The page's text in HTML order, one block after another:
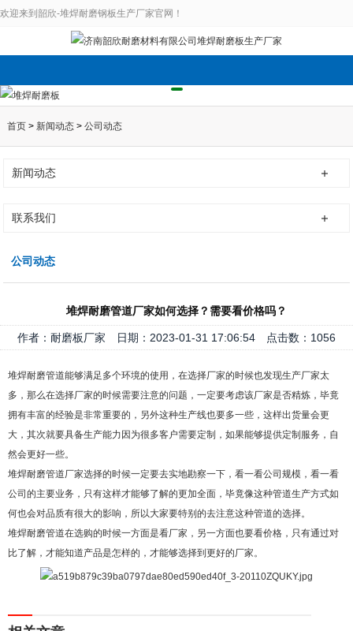
欢迎来到韶欣-堆焊耐磨钢板生产厂家官网！
首页> 新闻动态> 公司动态
新闻动态
联系我们
公司动态
堆焊耐磨管道厂家如何选择？需要看价格吗？
作者：耐磨板厂家 日期：2023-01-31 17:06:54 点击数： 1056
堆焊耐磨管道能够满足多个环境的使用，在选择厂家的时候也发现生产厂家太
多，那么在选择厂家的时候需要注意的问题，一定要考虑该厂家是否精炼，毕竟
拥有丰富的经验是非常重要的，另外这种生产线也要多一些，这样出货量会更
大，其次就要具备生产能力因为很多客户需要定制，如果能够提供定制服务，自
然会更好一些。
堆焊耐磨管道厂家选择的时候一定要去实地勘察一下，看一看公司规模，看一看
公司的主要业务，只有这样才能够了解的更加全面，毕竟像这种管道生产方式如
何也会对品质有很大的影响，所以大家要特别的去注意这种管道的选择。
堆焊耐磨管道在选购的时候一方面是看厂家，另一方面也要看价格，只有通过对
比了解，才能知道产品是怎样的，才能够选择到更好的厂家。